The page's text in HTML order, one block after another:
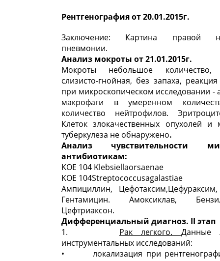
Рентгенография от 20.01.2015г.
Заключение: Картина правой
пневмонии.
Анализ мокроты от 21.01.2015г.
Мокроты небольшое количество,
слизисто-гнойная, без запаха,
при микроскопическом исследовании -
макрофаги в умеренном
количество нейтрофилов.
Клеток злокачественных опухолей и
туберкулеза не обнаружено.
Анализ чувствительности
антибиотикам:
KOE 104 Klebsiellaorsaenae
KOE 104Streptococcusagalastiae
Ампициллин,
Гентамицин. Амоксиклав,
Цефтриаксон.
Дифференциальный диагноз. II этап
1. Рак легкого. Данные
инструментальных исследований:
• локализация при